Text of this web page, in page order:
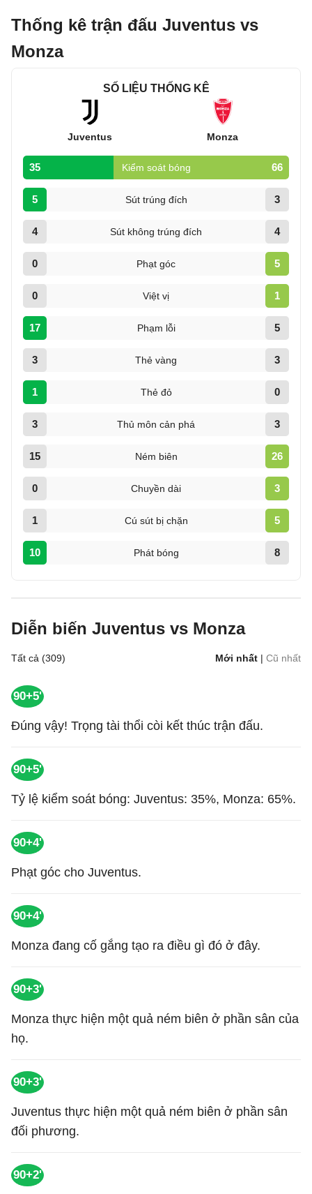
Thống kê trận đấu Juventus vs
Monza
SỐ LIỆU THỐNG KÊ
Juventus Monza
35 Kiểm soát bóng 66
5 Sút trúng đích 3
4 Sút không trúng đích 4
0 Phạt góc 5
0 Việt vị 1
17 Phạm lỗi 5
3 Thẻ vàng 3
1 Thẻ đỏ 0
3 Thủ môn cản phá 3
15 Ném biên 26
0 Chuyền dài 3
1 Cú sút bị chặn 5
10 Phát bóng 8
Diễn biến Juventus vs Monza
Tất cả (309) Mới nhất | Cũ nhất
90+5'
Đúng vậy! Trọng tài thổi còi kết thúc trận đấu.
90+5'
Tỷ lệ kiểm soát bóng: Juventus: 35%, Monza: 65%.
90+4'
Phạt góc cho Juventus.
90+4'
Monza đang cố gắng tạo ra điều gì đó ở đây.
90+3'
Monza thực hiện một quả ném biên ở phần sân của
họ.
90+3'
Juventus thực hiện một quả ném biên ở phần sân
đối phương.
90+2'